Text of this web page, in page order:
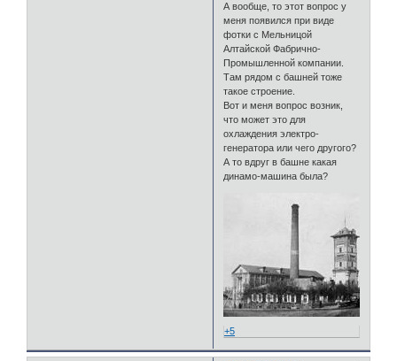
А вообще, то этот вопрос у
меня появился при виде
фотки с Мельницой
Алтайской Фабрично-
Промышленной компании.
Там рядом с башней тоже
такое строение.
Вот и меня вопрос возник,
что может это для
охлаждения электро-
генератора или чего другого?
А то вдруг в башне какая
динамо-машина была?
+5